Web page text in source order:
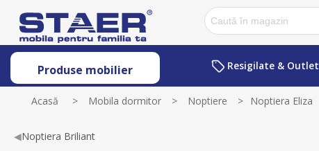
Produse mobilier Resigilate & Outlet
Acasă > Mobila dormitor > Noptiere > Noptiera Eliza
◀Noptiera Briliant